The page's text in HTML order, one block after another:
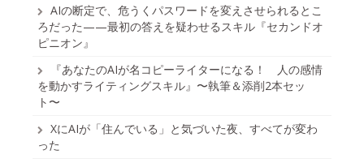
AIの断定で、危うくパスワードを変えさせられるとこ
ろだった——最初の答えを疑わせるスキル『セカンドオ
ピニオン』
『あなたのAIが名コピーライターになる！ 人の感情
を動かすライティングスキル』〜執筆＆添削2本セッ
ト〜
XにAIが「住んでいる」と気づいた夜、すべてが変わ
った